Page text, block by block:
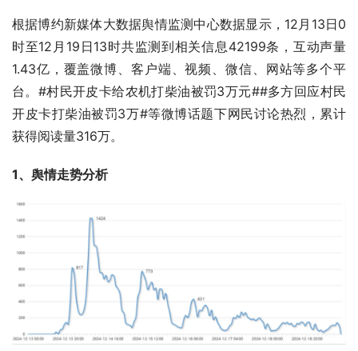
根据博约新媒体大数据舆情监测中心数据显示，12月13日0
时至12月19日13时共监测到相关信息42199条，互动声量
1.43亿，覆盖微博、客户端、视频、微信、网站等多个平
台。#村民开皮卡给农机打柴油被罚3万元##多方回应村民
开皮卡打柴油被罚3万#等微博话题下网民讨论热烈，累计
获得阅读量316万。
1、舆情走势分析